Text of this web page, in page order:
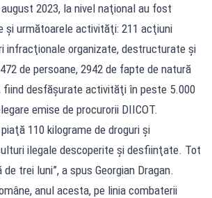
august 2023, la nivel naţional au fost
şi următoarele activităţi: 211 acţiuni
infracţionale organizate, destructurate şi
de persoane, 2942 de fapte de natură
fiind desfăşurate activităţi în peste 5.000
emise de procurorii DIICOT.
110 kilograme de droguri şi
ilegale descoperite şi desfiinţate. Tot
trei luni”, a spus Georgian Dragan.
anul acesta, pe linia combaterii